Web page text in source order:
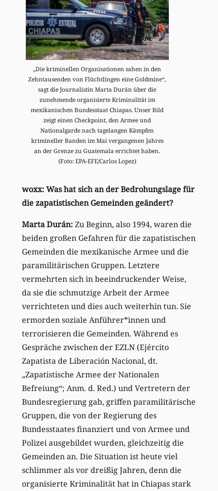
„Die kriminellen Organisationen sahen in den
Zehntausenden von Flüchtlingen eine Goldmine“,
sagt die Journalistin Marta Durán über die
zunehmende organisierte Kriminalität im
mexikanischen Bundesstaat Chiapas. Unser Bild
zeigt einen Checkpoint, den Armee und
Nationalgarde nach tagelangen Kämpfen
krimineller Banden im Mai vergangenen Jahres
an der Grenze zu Guatemala errichtet haben.
(Foto: EPA-EFE/Carlos Lopez)
woxx: Was hat sich an der Bedrohungslage für
die zapatistischen Gemeinden geändert?
Marta Durán: Zu Beginn, also 1994, waren die
beiden großen Gefahren für die zapatistischen
Gemeinden die mexikanische Armee und die
paramilitärischen Gruppen. Letztere
vermehrten sich in beeindruckender Weise,
da sie die schmutzige Arbeit der Armee
verrichteten und dies auch weiterhin tun. Sie
ermorden soziale Anführer*innen und
terrorisieren die Gemeinden. Während es
Gespräche zwischen der EZLN (Ejército
Zapatista de Liberación Nacional, dt.
„Zapatistische Armee der Nationalen
Befreiung“; Anm. d. Red.) und Vertretern der
Bundesregierung gab, griffen paramilitärische
Gruppen, die von der Regierung des
Bundesstaates finanziert und von Armee und
Polizei ausgebildet wurden, gleichzeitig die
Gemeinden an. Die Situation ist heute viel
schlimmer als vor dreißig Jahren, denn die
organisierte Kriminalität hat in Chiapas stark